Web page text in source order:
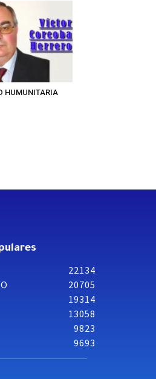
HUMUNITARIA
22134
20705
19314
13058
9823
9693